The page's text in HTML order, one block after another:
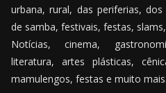
urbana, rural, das periferias,
de samba, festivais, festas,
Notícias, cinema,
literatura, artes plásticas,
mamulengos, festas e muito mais.